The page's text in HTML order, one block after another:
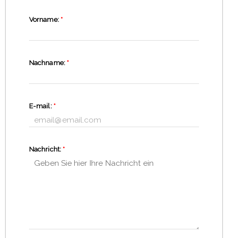
Vorname: *
Nachname: *
E-mail: *
Nachricht: *